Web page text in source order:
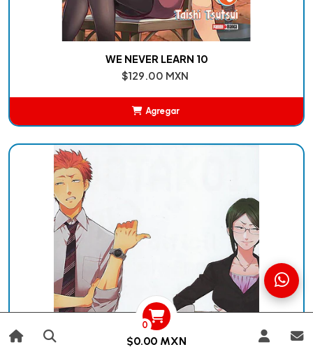
0
$0.00 MXN
WE NEVER LEARN 10
$129.00 MXN
Agregar